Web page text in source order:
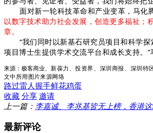
面对新一轮科技革命和产业变革，马化
以数字技术助力社会发展，创造更多福祉；
章。
“我们同时以新基石研究员项目和科学
项目博士生提供学术交流平台和成长支持。
来源：极客商业、 新葆力、投资界、深圳商报、深圳特区
文中所用图片来源网络
路过雷人 握手鲜花鸡蛋
收藏 分享 邀请
上一篇： 李嘉诚、李兆基皆无上榜，香港
最新评论